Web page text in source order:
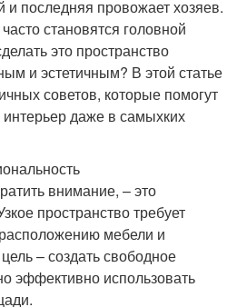
и последняя провожает хозяев.
становятся головной
это пространство
и эстетичным? В этой статье
советов, которые помогут
даже в самыхких
внимание, – это
пространство требует
мебели и
– создать свободное
эффективно использовать